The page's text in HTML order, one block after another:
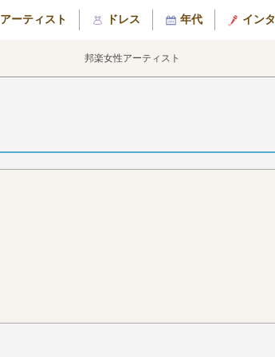
アーティスト ドレス 年代 イン
邦楽女性アーティスト